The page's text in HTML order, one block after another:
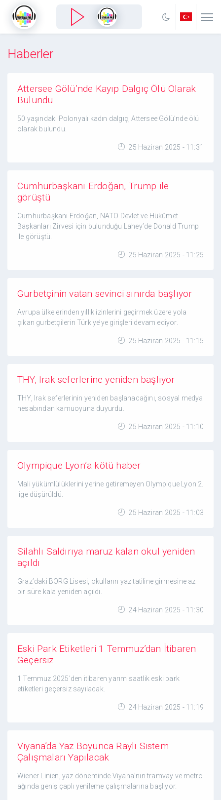
Haberler
Attersee Gölü’nde Kayıp Dalgıç Ölü Olarak
Bulundu
50 yaşındaki Polonyalı kadın dalgıç, Attersee Gölü’nde ölü
olarak bulundu.
25 Haziran 2025 - 11:31
Cumhurbaşkanı Erdoğan, Trump ile
görüştü
Cumhurbaşkanı Erdoğan, NATO Devlet ve Hükûmet
Başkanları Zirvesi için bulunduğu Lahey’de Donald Trump
ile görüştü.
25 Haziran 2025 - 11:25
Gurbetçinin vatan sevinci sınırda başlıyor
Avrupa ülkelerinden yıllık izinlerini geçirmek üzere yola
çıkan gurbetçilerin Türkiye’ye girişleri devam ediyor.
25 Haziran 2025 - 11:15
THY, Irak seferlerine yeniden başlıyor
THY, Irak seferlerinin yeniden başlanacağını, sosyal medya
hesabından kamuoyuna duyurdu.
25 Haziran 2025 - 11:10
Olympique Lyon’a kötü haber
Mali yükümlülüklerini yerine getiremeyen Olympique Lyon 2.
lige düşürüldü.
25 Haziran 2025 - 11:03
Silahlı Saldırıya maruz kalan okul yeniden
açıldı
Graz’daki BORG Lisesi, okulların yaz tatiline girmesine az
bir süre kala yeniden açıldı.
24 Haziran 2025 - 11:30
Eski Park Etiketleri 1 Temmuz’dan İtibaren
Geçersiz
1 Temmuz 2025’den itibaren yarım saatlik eski park
etiketleri geçersiz sayılacak.
24 Haziran 2025 - 11:19
Viyana’da Yaz Boyunca Raylı Sistem
Çalışmaları Yapılacak
Wiener Linien, yaz döneminde Viyana’nın tramvay ve metro
ağında geniş çaplı yenileme çalışmalarına başlıyor.